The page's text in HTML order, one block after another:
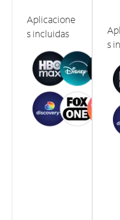
Aplicacione
s incluidas
s